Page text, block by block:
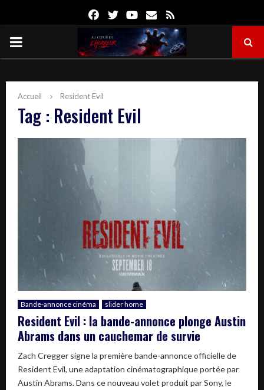
FacebookTwitterYoutube
Email
PRIMARY
Accueil Resident Evil
Tag : Resident Evil
Bande-annonce cinéma slider home
Resident Evil : la bande-annonce plonge Austin
Abrams dans un cauchemar de survie
Zach Cregger signe la première bande-annonce officielle de
Resident Evil, une adaptation cinématographique portée par
Austin Abrams. Dans ce nouveau volet produit par Sony, le